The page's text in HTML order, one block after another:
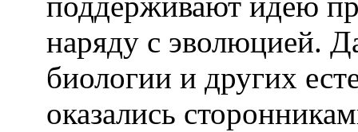
наряду с эволюцией.
биологии и других
оказались